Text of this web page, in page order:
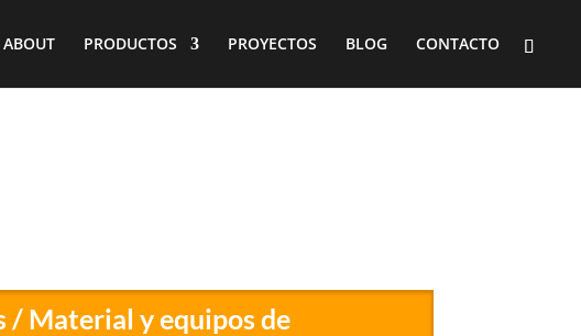
ABOUT PRODUCTOS PROYECTOS BLOG CONTACTO
/ Material y equipos de